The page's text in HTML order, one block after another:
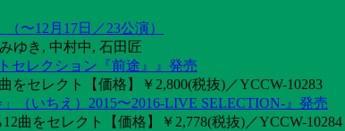
〜12月17日／23公演）
ゆき, 中村中, 石田匠
セレクション『前途』』発売
をセレクト【価格】￥2,800(税抜)／YCCW-10283
（いちえ）2015〜2016-LIVE SELECTION-』発売
曲をセレクト【価格】￥2,778(税抜)／YCCW-10284